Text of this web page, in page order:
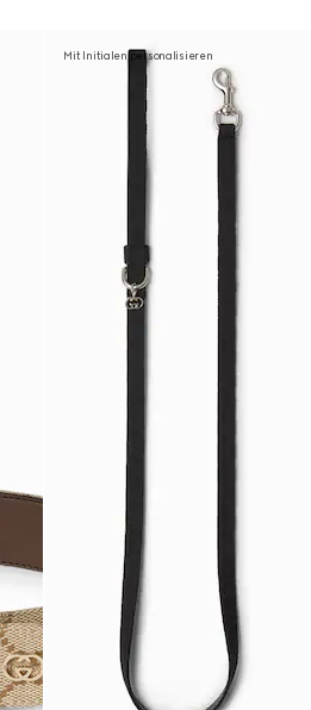
Mit Initialen personalisieren